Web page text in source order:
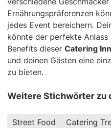
Ernährungspräferenzen
jedes Event bereichern.
könnte der perfekte Anlass
Benefits dieser Catering
und deinen Gästen eine
zu bieten.
Weitere Stichwörter zu
Street Food
Catering